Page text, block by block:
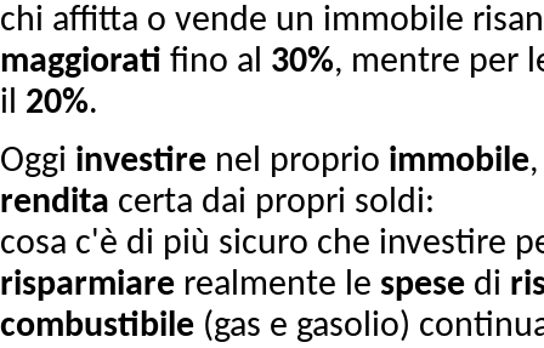
chi affitta o vende un immobile
maggiorati fino al 30%, mentre per
il 20%.
Oggi investire nel proprio immobile
rendita certa dai propri soldi:
cosa c'è di più sicuro che investire
risparmiare realmente le spese di
combustibile (gas e gasolio)